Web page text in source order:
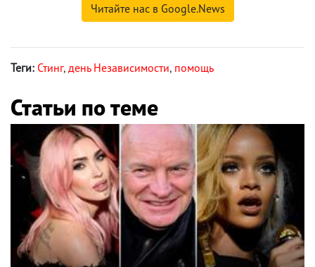
Читайте нас в Google.News
Теги: Стинг, день Независимости, помощь
Статьи по теме